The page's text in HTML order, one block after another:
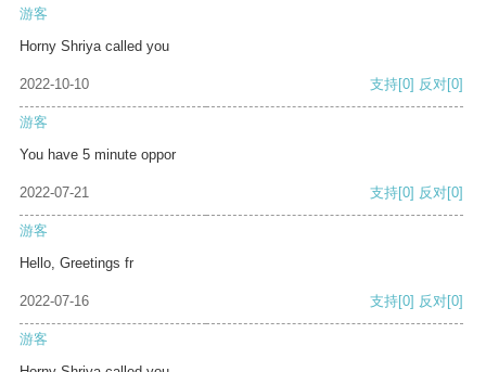
游客
Horny Shriya called you
2022-10-10 支持[0] 反对[0]
游客
You have 5 minute oppor
2022-07-21 支持[0] 反对[0]
游客
Hello, Greetings fr
2022-07-16 支持[0] 反对[0]
游客